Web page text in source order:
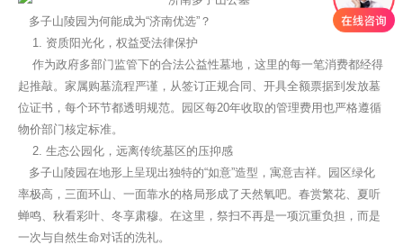
多子山陵园为何能成为“济南优选”？
1. 资质阳光化，权益受法律保护
作为政府多部门监管下的合法公益性墓地，这里的每一笔消费都经得
起推敲。家属购墓流程严谨，从签订正规合同、开具全额票据到发放墓
位证书，每个环节都透明规范。园区每20年收取的管理费用也严格遵循
物价部门核定标准。
2. 生态公园化，远离传统墓区的压抑感
多子山陵园在地形上呈现出独特的“如意”造型，寓意吉祥。园区绿化
率极高，三面环山、一面靠水的格局形成了天然氧吧。春赏繁花、夏听
蝉鸣、秋看彩叶、冬享肃穆。在这里，祭扫不再是一项沉重负担，而是
一次与自然生命对话的洗礼。
缅怀祭奠